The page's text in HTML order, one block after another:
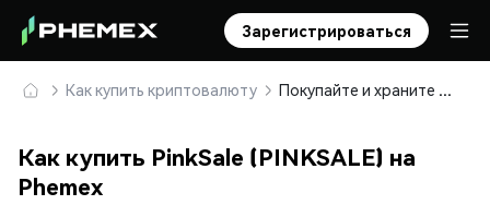
Зарегистрироваться
Как купить криптовалюту Покупайте и храните PinkSale (PINKSALE) безопасно
Как купить PinkSale (PINKSALE) на
Phemex